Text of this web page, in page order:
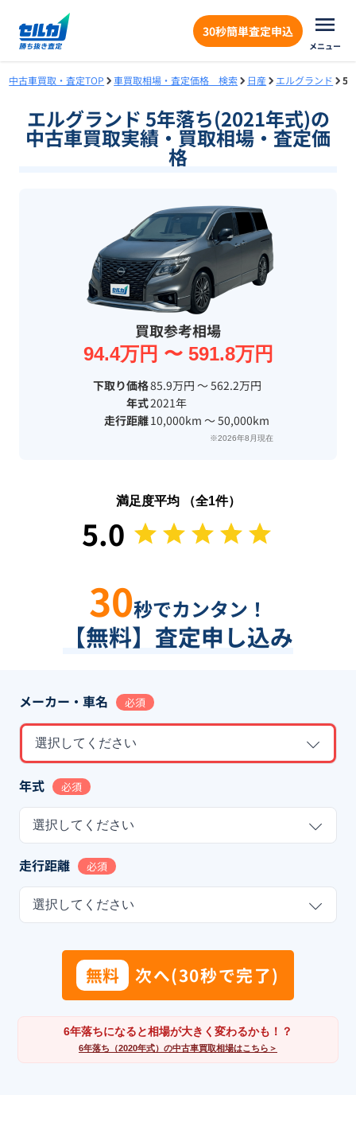
30秒簡単査定申込
メニュー
中古車買取・査定TOP 車買取相場・査定価格 検索 日産 エルグランド 5
エルグランド 5年落ち(2021年式)の
中古車買取実績・買取相場・査定価
格
買取参考相場
94.4万円 〜 591.8万円
下取り価格85.9万円 〜 562.2万円
年式2021年
走行距離10,000km 〜 50,000km
※2026年8月現在
満足度平均 （全1件）
5.0
30秒でカンタン！
【無料】査定申し込み
メーカー・車名 必須
選択してください
年式 必須
選択してください
走行距離 必須
選択してください
無料 次へ(30秒で完了)
6年落ちになると相場が大きく変わるかも！？
6年落ち（2020年式）の中古車買取相場はこちら＞